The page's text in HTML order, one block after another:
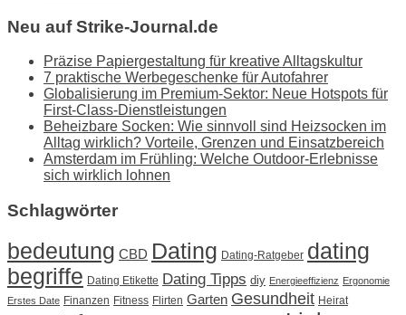
Neu auf Strike-Journal.de
Präzise Papiergestaltung für kreative Alltagskultur
7 praktische Werbegeschenke für Autofahrer
Globalisierung im Premium-Sektor: Neue Hotspots für
First-Class-Dienstleistungen
Beheizbare Socken: Wie sinnvoll sind Heizsocken im
Alltag wirklich? Vorteile, Grenzen und Einsatzbereich
Amsterdam im Frühling: Welche Outdoor-Erlebnisse
sich wirklich lohnen
Schlagwörter
bedeutung CBD Dating Dating-Ratgeber dating
begriffe Dating Etikette Dating Tipps diy Energieeffizienz Ergonomie
Erstes Date Finanzen Fitness Flirten Garten Gesundheit Heirat